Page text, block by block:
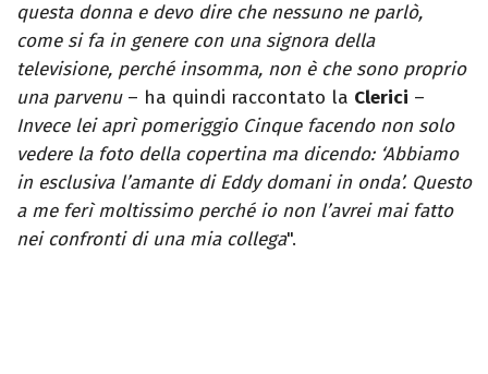
questa donna e devo dire che nessuno ne parlò,
come si fa in genere con una signora della
televisione, perché insomma, non è che sono proprio
una parvenu– ha quindi raccontato la Clerici –
Invece lei aprì pomeriggio Cinque facendo non solo
vedere la foto della copertina ma dicendo: ‘Abbiamo
in esclusiva l’amante di Eddy domani in onda’. Questo
a me ferì moltissimo perché io non l’avrei mai fatto
nei confronti di una mia collega".